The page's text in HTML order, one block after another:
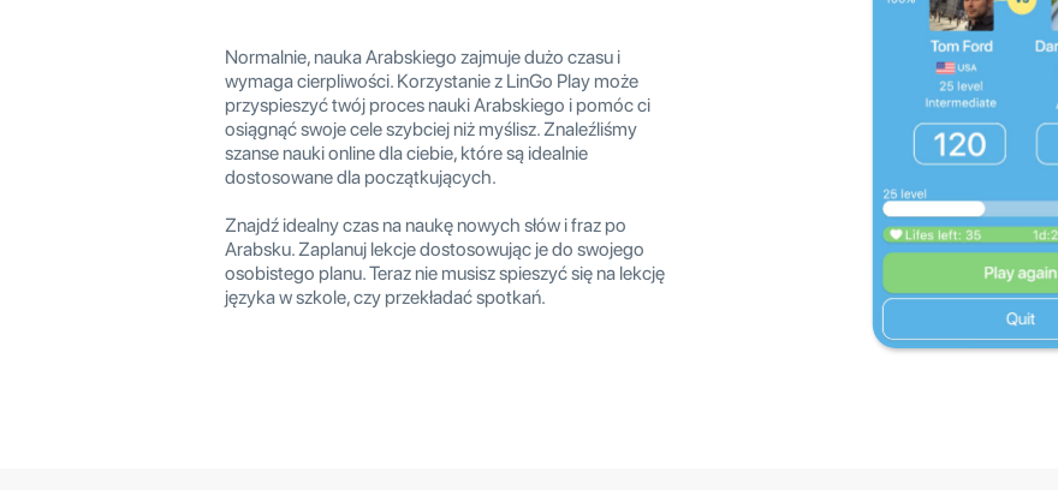
Normalnie, nauka Arabskiego zajmuje dużo czasu i
wymaga cierpliwości. Korzystanie z LinGo Play może
przyspieszyć twój proces nauki Arabskiego i pomóc ci
osiągnąć swoje cele szybciej niż myślisz. Znaleźliśmy
szanse nauki online dla ciebie, które są idealnie
dostosowane dla początkujących.
Znajdź idealny czas na naukę nowych słów i fraz po
Arabsku. Zaplanuj lekcje dostosowując je do swojego
osobistego planu. Teraz nie musisz spieszyć się na lekcję
języka w szkole, czy przekładać spotkań.